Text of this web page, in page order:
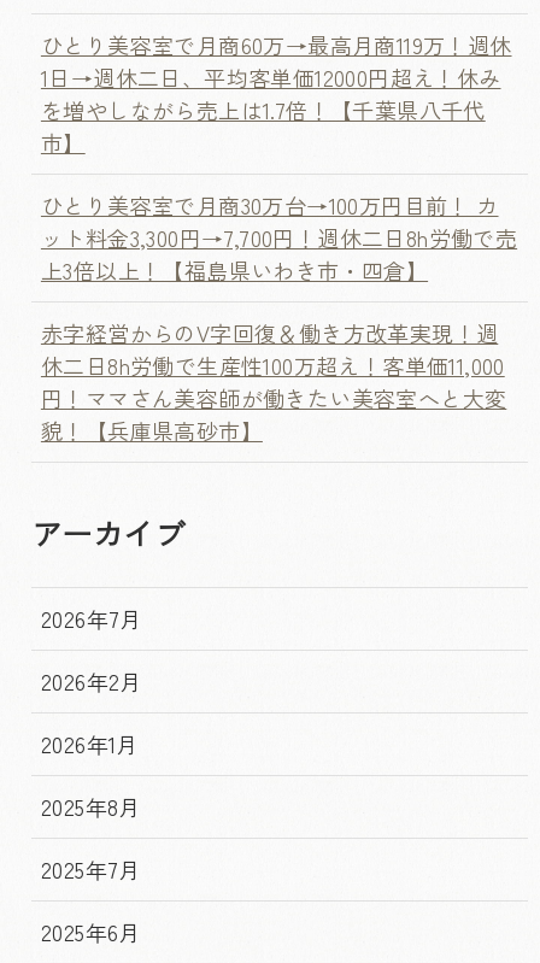
ひとり美容室で月商60万→最高月商119万！週休
1日→週休二日、平均客単価12000円超え！休み
を増やしながら売上は1.7倍！【千葉県八千代
市】
ひとり美容室で月商30万台→100万円目前！ カ
ット料金3,300円→7,700円！週休二日8h労働で売
上3倍以上！【福島県いわき市・四倉】
赤字経営からのV字回復＆働き方改革実現！週
休二日8h労働で生産性100万超え！客単価11,000
円！ママさん美容師が働きたい美容室へと大変
貌！【兵庫県高砂市】
アーカイブ
2026年7月
2026年2月
2026年1月
2025年8月
2025年7月
2025年6月